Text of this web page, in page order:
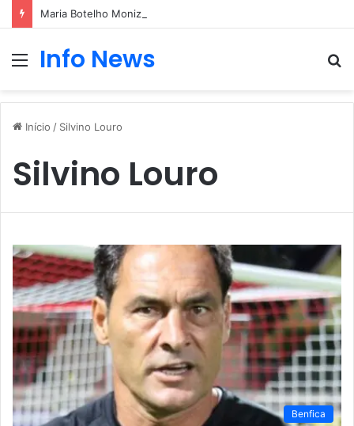
Maria Botelho Moniz “interrompe” confessionário
Menu
Info News
Início / Silvino Louro
Silvino Louro
Benfica